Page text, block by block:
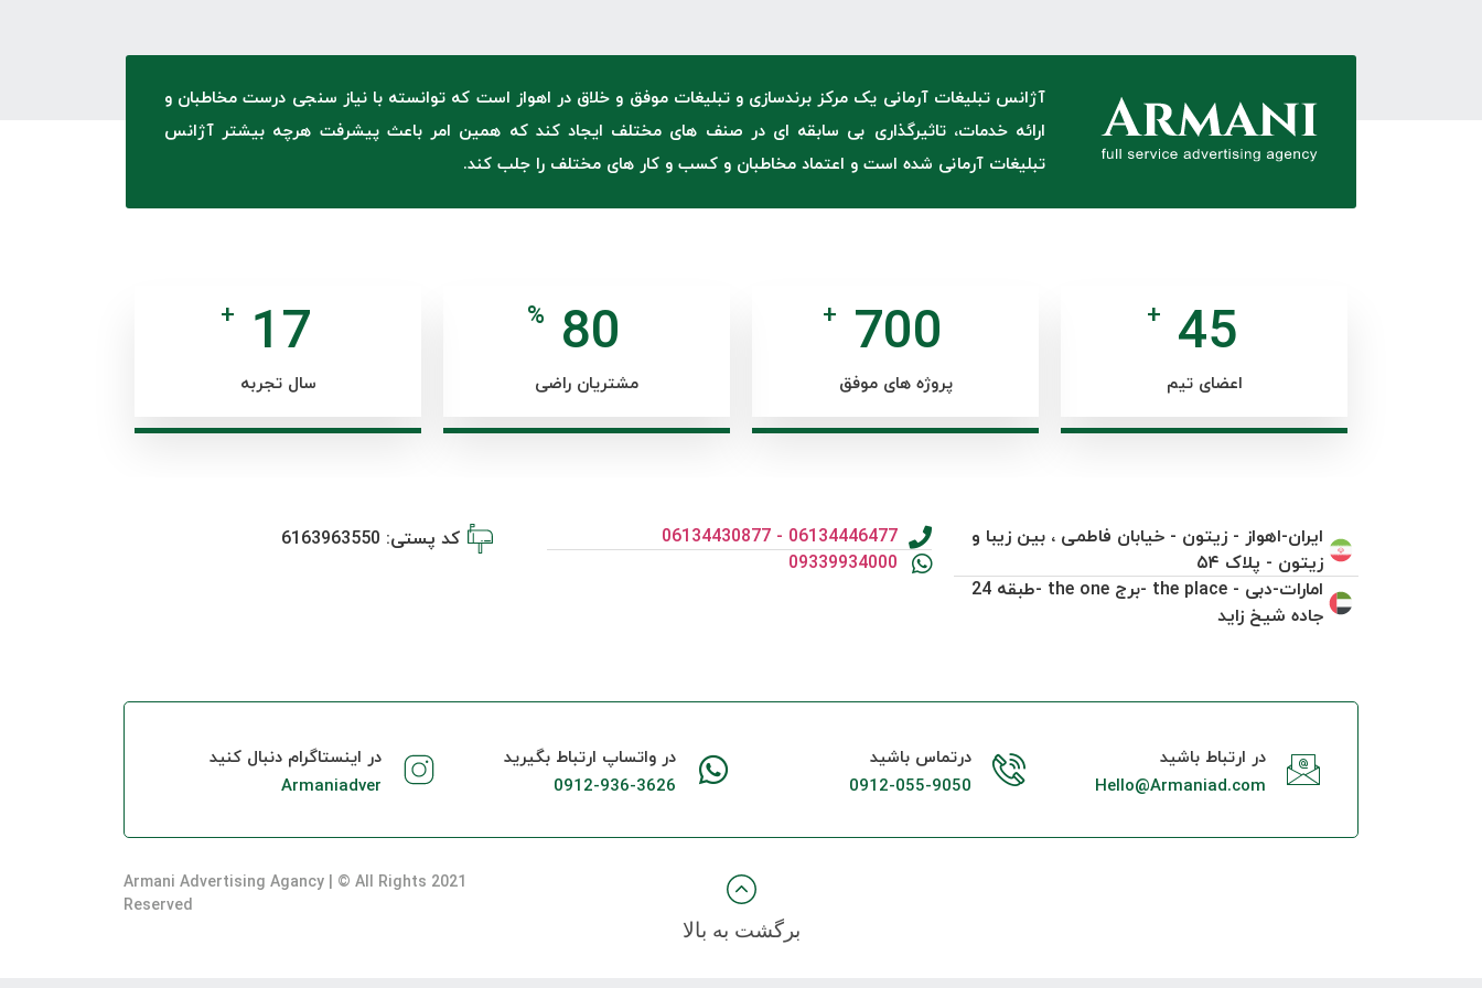
آژانس تبلیغات آرمانی یک مرکز برندسازی و تبلیغات موفق و خلاق در اهواز است که توانسته با نیاز سنجی درست مخاطبان و
ارائه خدمات، تاثیرگذاری بی سابقه ای در صنف های مختلف ایجاد کند که همین امر باعث پیشرفت هرچه بیشتر آژانس
تبلیغات آرمانی شده است و اعتماد مخاطبان و کسب و کار های مختلف را جلب کند.
45
+
اعضای تیم
700
+
پروژه های موفق
80
%
مشتریان راضی
17
+
سال تجربه
ایران-اهواز - زیتون - خیابان فاطمی ، بین زیبا و
زیتون - پلاک ۵۴
امارات-دبی - the place -برج the one -طبقه 24
جاده شیخ زاید
06134446477 - 06134430877
09339934000
کد پستی: 6163963550
در ارتباط باشید
Hello@Armaniad.com
درتماس باشید
0912-055-9050
در واتساپ ارتباط بگیرید
0912-936-3626
در اینستاگرام دنبال کنید
Armaniadver
برگشت به بالا
2021 Armani Advertising Agancy | © All Rights
Reserved